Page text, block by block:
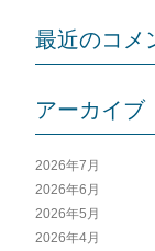
最近のコメ
アーカイブ
2026年7月
2026年6月
2026年5月
2026年4月